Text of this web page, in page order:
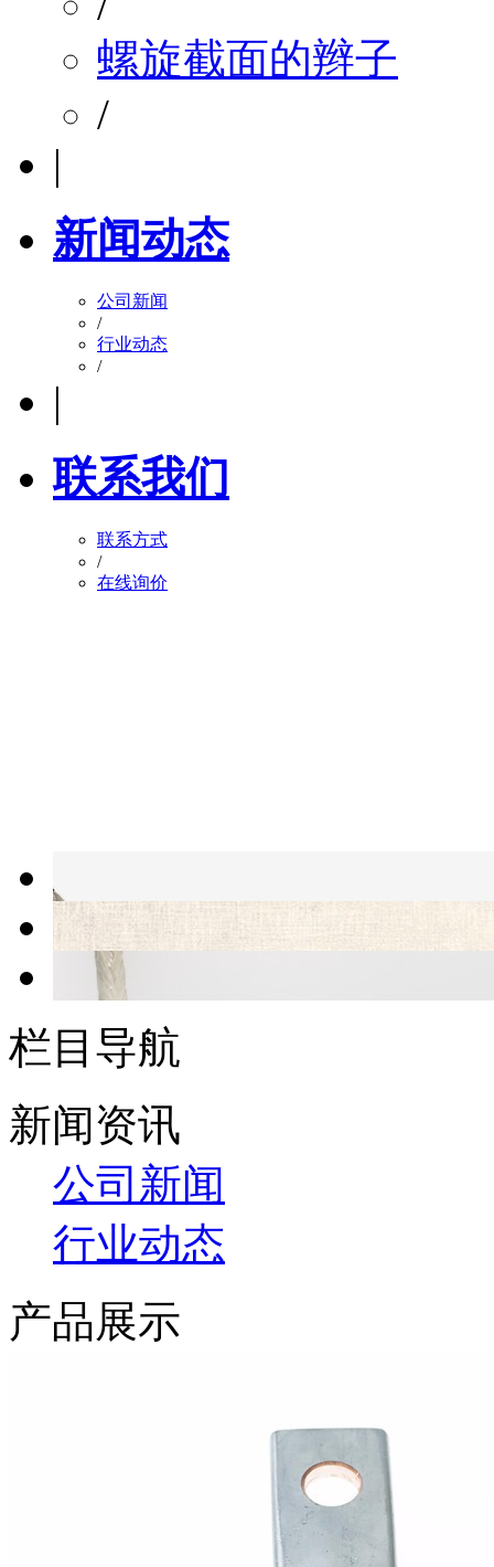
螺旋截面的辫子
/
|
新闻动态
公司新闻
/
行业动态
/
|
联系我们
联系方式
/
在线询价
栏目导航
新闻资讯
公司新闻
行业动态
产品展示